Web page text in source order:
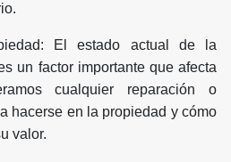
El estado actual de la
un factor importante que afecta
cualquier reparación o
hacerse en la propiedad y cómo
valor.